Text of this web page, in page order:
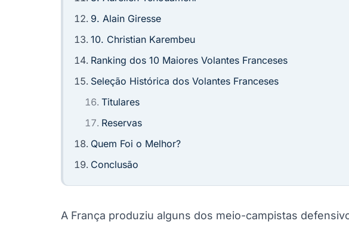
9. Alain Giresse
10. Christian Karembeu
Ranking dos 10 Maiores Volantes Franceses
Seleção Histórica dos Volantes Franceses
Titulares
Reservas
Quem Foi o Melhor?
Conclusão
A França produziu alguns dos meio-campistas